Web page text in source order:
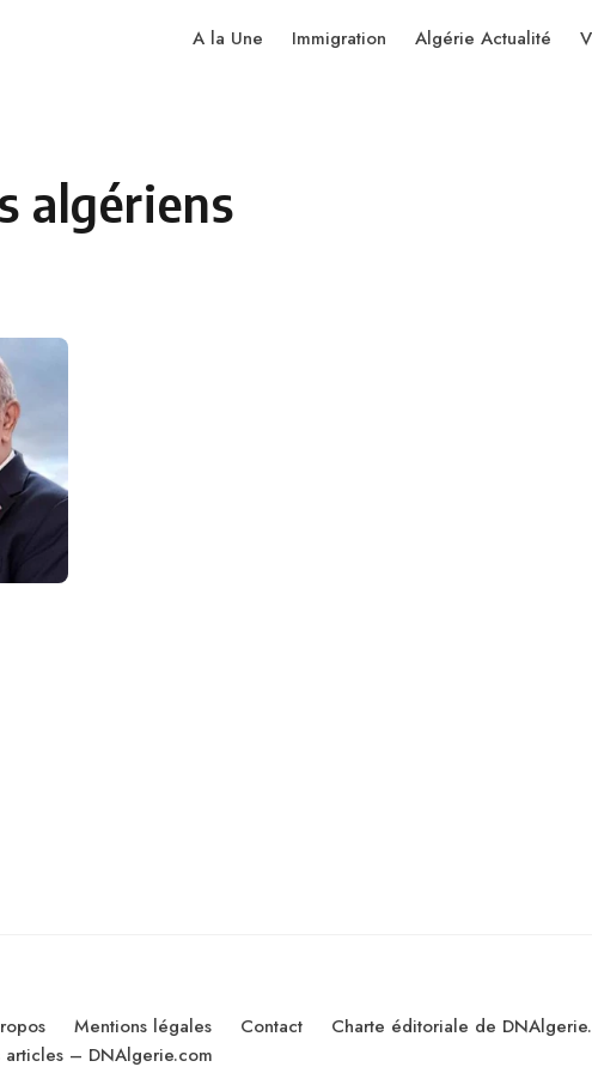
A la Une Immigration Algérie Actualité
algériens
Mentions légales Contact
Charte éditoriale de
– DNAlgerie.com